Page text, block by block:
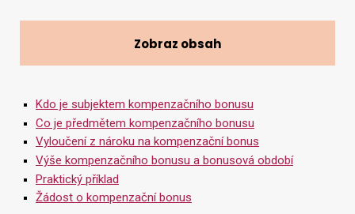
Kdo je subjektem kompenzačního bonusu
Co je předmětem kompenzačního bonusu
Vyloučení z nároku na kompenzační bonus
Výše kompenzačního bonusu a bonusová období
Praktický příklad
Žádost o kompenzační bonus
Zobraz obsah